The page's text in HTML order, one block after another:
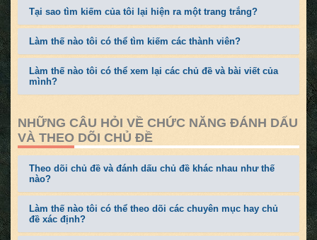
Tại sao tìm kiếm của tôi lại hiện ra một trang trắng?
Làm thế nào tôi có thể tìm kiếm các thành viên?
Làm thế nào tôi có thể xem lại các chủ đề và bài viết của
mình?
NHỮNG CÂU HỎI VỀ CHỨC NĂNG ĐÁNH DẤU
VÀ THEO DÕI CHỦ ĐỀ
Theo dõi chủ đề và đánh dấu chủ đề khác nhau như thế
nào?
Làm thế nào tôi có thể theo dõi các chuyên mục hay chủ
đề xác định?